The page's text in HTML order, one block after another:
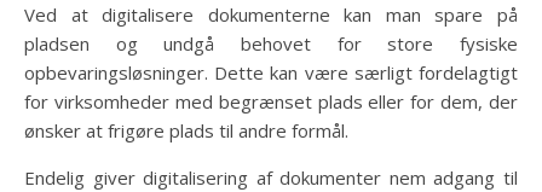
Ved at digitalisere dokumenterne kan man spare på
pladsen og undgå behovet for store fysiske
opbevaringsløsninger. Dette kan være særligt fordelagtigt
for virksomheder med begrænset plads eller for dem, der
ønsker at frigøre plads til andre formål.
Endelig giver digitalisering af dokumenter nem adgang til